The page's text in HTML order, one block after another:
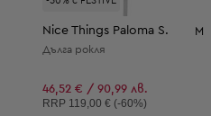
Nice Things Paloma S. M
Дълга рокля
46,52 € / 90,99 лв.
Препоръчителна цена:
RRP 119,00 € (-60%)